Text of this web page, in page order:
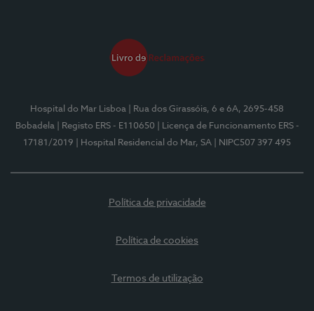
Hospital do Mar Lisboa
| Rua dos Girassóis, 6 e 6A, 2695-458
Bobadela
| Registo ERS - E110650
| Licença de Funcionamento ERS -
17181/2019
| Hospital Residencial do Mar, SA | NIPC507 397 495
Política de privacidade
Política de cookies
Termos de utilização